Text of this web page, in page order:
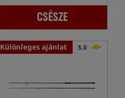
CSÉSZE
Különleges ajánlat 5,0